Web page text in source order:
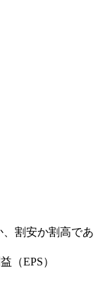
割安か割高であ
（EPS）